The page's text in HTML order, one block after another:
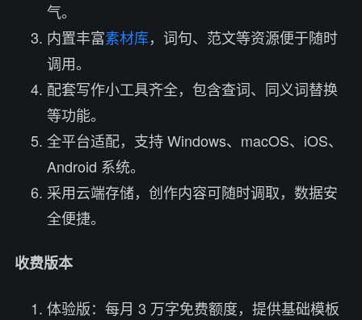
气。
内置丰富素材库，词句、范文等资源便于随时
调用。
配套写作小工具齐全，包含查词、同义词替换
等功能。
全平台适配，支持 Windows、macOS、iOS、
Android 系统。
采用云端存储，创作内容可随时调取，数据安
全便捷。
收费版本
体验版：每月 3 万字免费额度，提供基础模板